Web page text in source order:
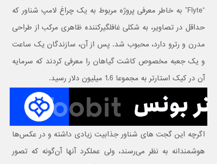
“Flyte” به خاطر معرفی پروژه مربوط به یک چراغ لامپ شناور که
حداقل در تصاویر، به شکلی غافلگیرکننده ظاهری مرکب از طراحی
مدرن و رترو دارد، محبوب شد. پس از آن، سازندگان یک ساعت
و یک جعبه مخصوص کاشت گیاهان را معرفی کردند که سرمایه
آن در کیک استارتر به مجموعا 1.6 میلیون دلار رسید.
اگرچه این گجت های شناور جذابیت زیادی داشته و در عکس‌ها
هوشمندانه به نظر می‌رسند، ولی عملکرد آنها آن‌گونه که تصور